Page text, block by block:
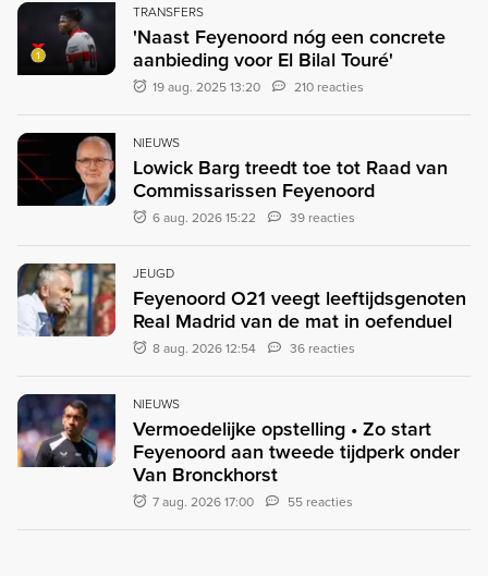
TRANSFERS
'Naast Feyenoord nóg een concrete
aanbieding voor El Bilal Touré'
19 aug. 2025 13:20 210 reacties
NIEUWS
Lowick Barg treedt toe tot Raad van
Commissarissen Feyenoord
6 aug. 2026 15:22 39 reacties
JEUGD
Feyenoord O21 veegt leeftijdsgenoten
Real Madrid van de mat in oefenduel
8 aug. 2026 12:54 36 reacties
NIEUWS
Vermoedelijke opstelling • Zo start
Feyenoord aan tweede tijdperk onder
Van Bronckhorst
7 aug. 2026 17:00 55 reacties